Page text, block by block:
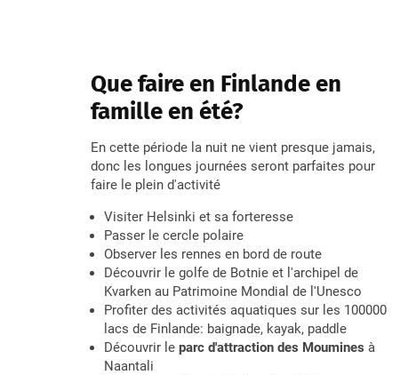
Que faire en Finlande en
famille en été?
En cette période la nuit ne vient presque jamais,
donc les longues journées seront parfaites pour
faire le plein d'activité
Visiter Helsinki et sa forteresse
Passer le cercle polaire
Observer les rennes en bord de route
Découvrir le golfe de Botnie et l'archipel de
Kvarken au Patrimoine Mondial de l'Unesco
Profiter des activités aquatiques sur les 100000
lacs de Finlande: baignade, kayak, paddle
Découvrir le parc d'attraction des Moumines à
Naantali